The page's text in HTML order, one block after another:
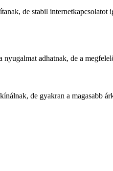
de stabil
adhatnak, de a
de gyakran a magasabb